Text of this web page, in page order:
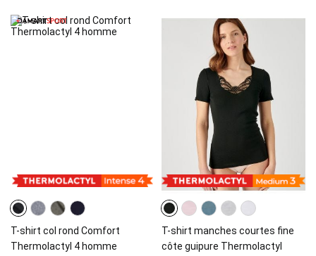
T-shirt col rond Comfort
Thermolactyl 4 homme
T-shirt manches courtes fine
côte guipure Thermolactyl